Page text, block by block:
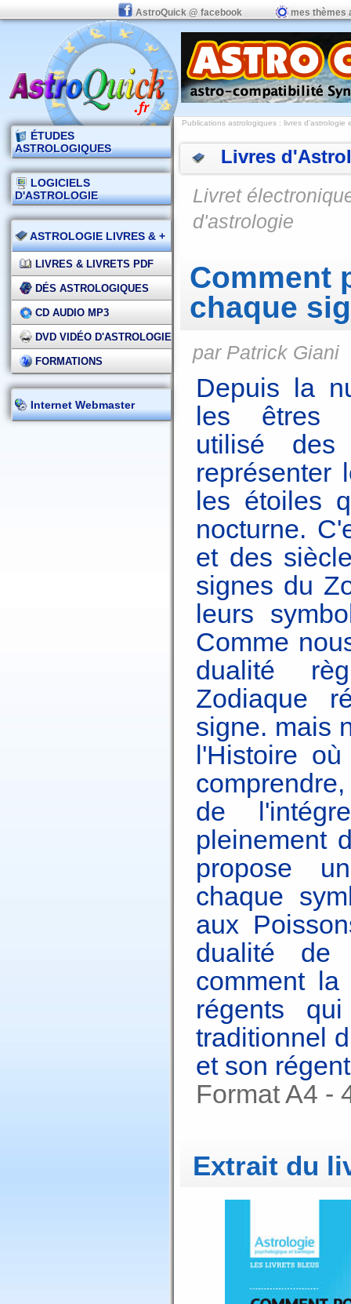
AstroQuick @ facebook mes thèmes
ÉTUDES
ASTROLOGIQUES
LOGICIELS
D'ASTROLOGIE
ASTROLOGIE LIVRES & +
LIVRES & LIVRETS PDF
DÉS ASTROLOGIQUES
CD AUDIO MP3
DVD VIDÉO D'ASTROLOGIE
FORMATIONS
Internet Webmaster
Publications astrologiques : livres d'astrologie
Livres
Livret
d'astrologie
Comment
chaque
par Patrick Giani
Depuis la
les êtres
utilisé
représenter
les étoiles
nocturne.
et des
signes du
leurs
Comme
dualité
Zodiaque
signe. mais
l'Histoire
de
pleinement
propose
chaque
aux
dualité de
comment
régents
traditionnel
et son
Format A4 -
Extrait du